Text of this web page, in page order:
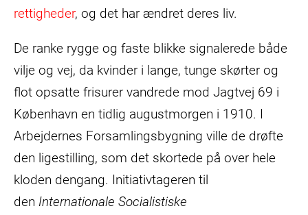
rettigheder, og det har ændret deres liv.
De ranke rygge og faste blikke signalerede både
vilje og vej, da kvinder i lange, tunge skørter og
flot opsatte frisurer vandrede mod Jagtvej 69 i
København en tidlig augustmorgen i 1910. I
Arbejdernes Forsamlingsbygning ville de drøfte
den ligestilling, som det skortede på over hele
kloden dengang. Initiativtageren til
den Internationale Socialistiske